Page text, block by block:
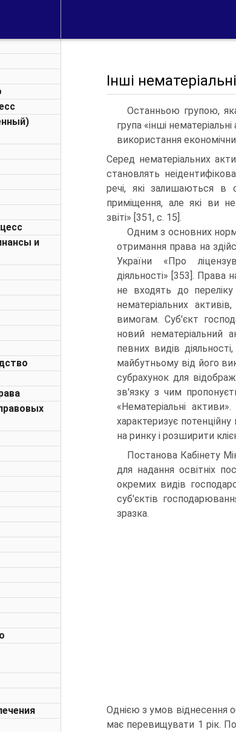
и
Інші
Останньою групою,
група «інші
використання
Серед нематеріальних
становлять
речі, які залишаються в
приміщення, але які ви
звіті» [351, с. 15].
Одним з основних
отримання права на
України «Про
діяльності» [353]. Права
не входять до
немате­ріальних
вимогам. Суб'єкт
новий нематеріальний
певних видів
майбутньому від його
субрахунок для
зв'язку з чим
«Нематеріальні
характеризує
на ринку і розширити
Постанова Кабінету
для надання освітніх
окремих видів
суб'єктів
зразка.
Однією з умов віднесення
має перевищувати 1 рік.